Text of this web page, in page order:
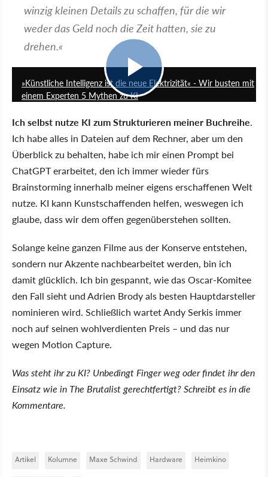
winzig kleinen Details zu schaffen, für die wir
weder das Geld noch die Zeit hatten, sie zu
drehen.
»Künstliche Intelligenz ist die neue Elektrizität« - Wir busten mit
einem Experten 5 Mythen zu KI
Ich selbst nutze KI zum Strukturieren meiner Buchreihe.
Ich habe alles in Dateien auf dem Rechner, aber um den
Überblick zu behalten, habe ich mir einen Prompt bei
ChatGPT erarbeitet, den ich immer wieder fürs
Brainstorming innerhalb meiner eigens erschaffenen Welt
nutze. KI kann Kunstschaffenden helfen, weswegen ich
glaube, dass wir dem offen gegenüberstehen sollten.
Solange keine ganzen Filme aus der Konserve entstehen,
sondern nur Akzente nachbearbeitet werden, bin ich
damit glücklich. Ich bin gespannt, wie das Oscar-Komitee
den Fall sieht und Adrien Brody als besten Hauptdarsteller
nominieren wird. Schließlich wartet Andy Serkis immer
noch auf seinen wohlverdienten Preis – und das nur
wegen Motion Capture.
Was steht ihr zu KI? Unbedingt Finger weg oder findet ihr den
Einsatz wie in The Brutalist gerechtfertigt? Schreibt es in die
Kommentare.
Artikel Kolumne Maxe Schwind Hardware Heimkino